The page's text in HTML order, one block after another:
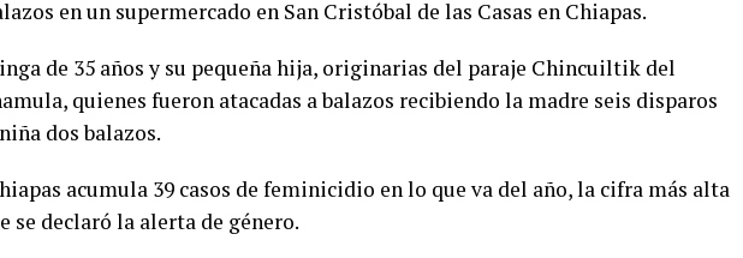
en un supermercado en San Cristóbal de las Casas en Chiapas.
de 35 años y su pequeña hija, originarias del paraje Chincuiltik del
quienes fueron atacadas a balazos recibiendo la madre seis disparos
dos balazos.
acumula 39 casos de feminicidio en lo que va del año, la cifra más alta
se declaró la alerta de género.